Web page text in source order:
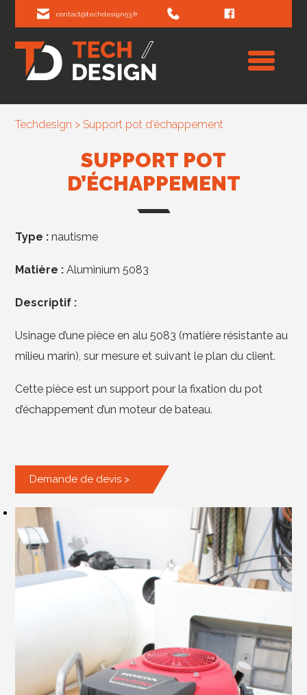
contact@techdesign53.fr
Techdesign > Support pot d’échappement
SUPPORT POT
D’ÉCHAPPEMENT
Type : nautisme
Matière : Aluminium 5083
Descriptif :
Usinage d’une pièce en alu 5083 (matière résistante au
milieu marin), sur mesure et suivant le plan du client.
Cette pièce est un support pour la fixation du pot
d’échappement d’un moteur de bateau.
Demande de devis >